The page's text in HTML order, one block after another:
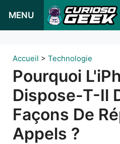
MENU
Accueil > Technologie
Pourquoi
Dispose-T-Il
Façons De
Appels ?